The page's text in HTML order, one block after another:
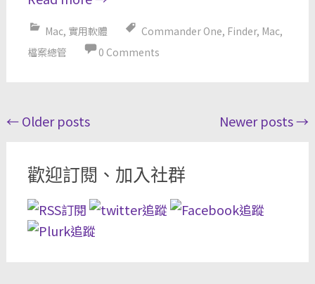
Mac, 實用軟體 Commander One, Finder, Mac,
檔案總管
0 Comments
Posts
←Older posts Newer posts→
歡迎訂閱、加入社群